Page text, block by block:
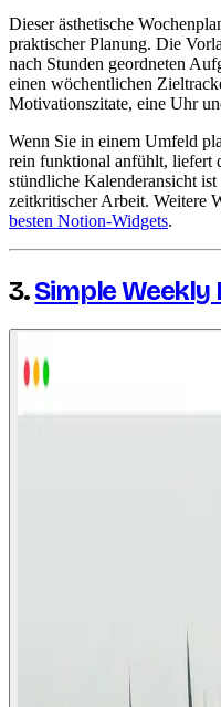
Dieser ästhetische
praktischer Planung. Die
nach Stunden geordneten
einen wöchentlichen
Motivationszitate, eine Uhr
Wenn Sie in einem Umfeld
rein funktional anfühlt, liefert
stündliche Kalenderansicht
zeitkritischer Arbeit. Weitere
besten Notion-Widgets.
3.Simple Weekly